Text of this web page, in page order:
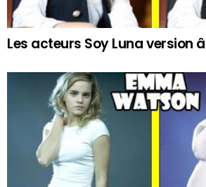
Les acteurs Soy Luna version